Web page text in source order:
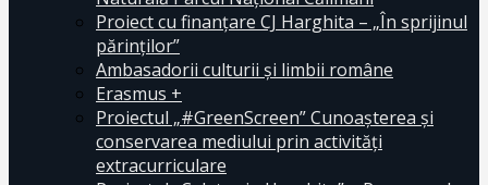
Proiect cu finanţare CJ Harghita – „În sprijinul
părinţilor”
Ambasadorii culturii și limbii române
Erasmus +
Proiectul „#GreenScreen” Cunoașterea şi
conservarea mediului prin activităţi
extracurriculare